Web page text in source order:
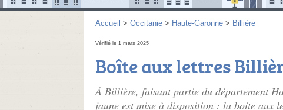
Accueil > Occitanie > Haute-Garonne > Billière
Vérifié le 1 mars 2025
Boîte aux lettres
À Billière, faisant partie du département
jaune est mise à disposition : la boite aux